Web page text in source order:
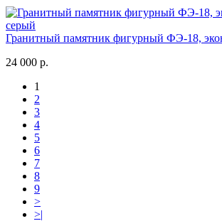
Гранитный памятник фигурный ФЭ-18,
24 000 р.
1
2
3
4
5
6
7
8
9
>
>|